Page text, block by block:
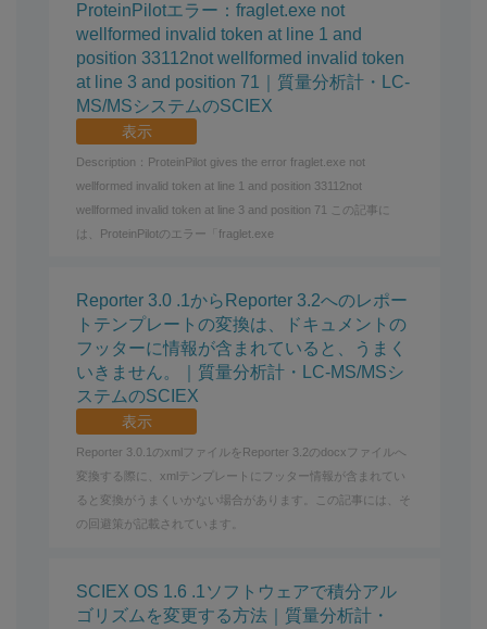
ProteinPilotエラー：fraglet.exe not
wellformed invalid token at line 1 and
position 33112not wellformed invalid token
at line 3 and position 71｜質量分析計・LC-
MS/MSシステムのSCIEX
表示
Description：ProteinPilot gives the error fraglet.exe not
wellformed invalid token at line 1 and position 33112not
wellformed invalid token at line 3 and position 71 この記事に
は、ProteinPilotのエラー「fraglet.exe
Reporter 3.0 .1からReporter 3.2へのレポー
トテンプレートの変換は、ドキュメントの
フッターに情報が含まれていると、うまく
いきません。｜質量分析計・LC-MS/MSシ
ステムのSCIEX
表示
Reporter 3.0.1のxmlファイルをReporter 3.2のdocxファイルへ
変換する際に、xmlテンプレートにフッター情報が含まれてい
ると変換がうまくいかない場合があります。この記事には、そ
の回避策が記載されています。
SCIEX OS 1.6 .1ソフトウェアで積分アル
ゴリズムを変更する方法｜質量分析計・